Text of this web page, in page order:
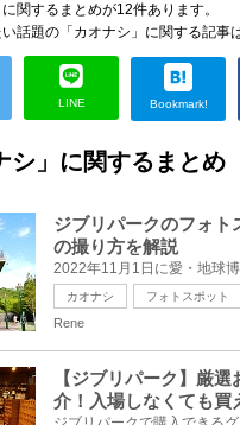
に関するまとめが12件あります。
話題の「カオナシ」に関する記事
LINE Bookmark!
シ」に関するまとめ
ジブリパークのフォト
の撮り方を解説
カオナシ フォトスポット
Rene
【ジブリパーク】厳
介！入場しなくても買